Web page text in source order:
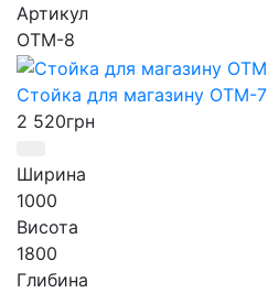
Артикул
ОТМ-8
Стойка для магазину ОТМ-7
2 520грн
Ширина
1000
Висота
1800
Глибина